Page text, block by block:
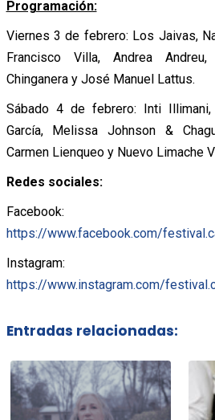
Programación:
Viernes 3 de febrero: Los Jaivas,
Francisco Villa, Andrea
Chinganera y José Manuel Lattus.
Sábado 4 de febrero: Inti Illimani,
García, Melissa Johnson &
Carmen Lienqueo y Nuevo Limache
Redes sociales:
Facebook:
https://www.facebook.com/
Instagram:
https://www.instagram.com/
Entradas relacionadas: